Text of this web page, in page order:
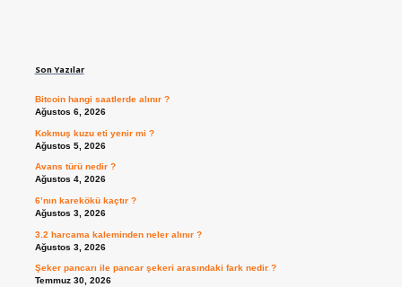
Son Yazılar
Bitcoin hangi saatlerde alınır ?
Ağustos 6, 2026
Kokmuş kuzu eti yenir mi ?
Ağustos 5, 2026
Avans türü nedir ?
Ağustos 4, 2026
6’nın karekökü kaçtır ?
Ağustos 3, 2026
3.2 harcama kaleminden neler alınır ?
Ağustos 3, 2026
Şeker pancarı ile pancar şekeri arasındaki fark nedir ?
Temmuz 30, 2026